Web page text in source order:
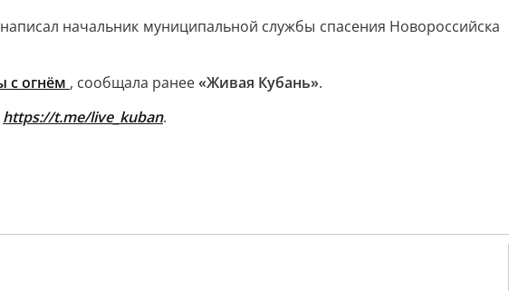
начальник муниципальной службы спасения Новороссийска
с огнём , сообщала ранее«Живая Кубань».
https://t.me/live_kuban.